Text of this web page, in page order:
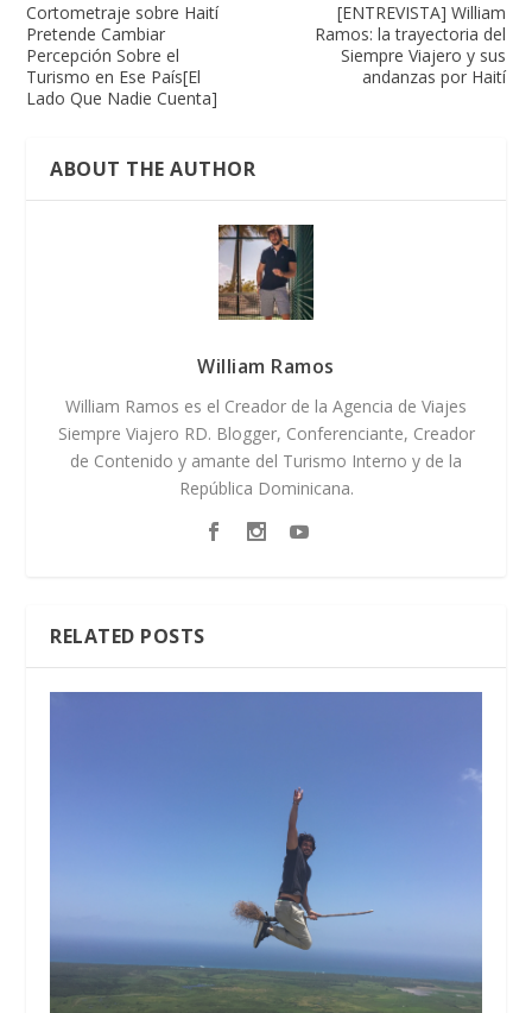
Cortometraje sobre Haití
Pretende Cambiar
Percepción Sobre el
Turismo en Ese País[El
Lado Que Nadie Cuenta]
[ENTREVISTA] William
Ramos: la trayectoria del
Siempre Viajero y sus
andanzas por Haití
ABOUT THE AUTHOR
William Ramos
William Ramos es el Creador de la Agencia de Viajes
Siempre Viajero RD. Blogger, Conferenciante, Creador
de Contenido y amante del Turismo Interno y de la
República Dominicana.
RELATED POSTS